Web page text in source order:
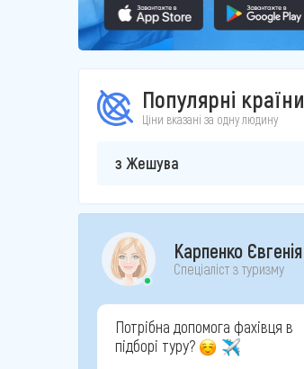
Популярні країни
Ціни вказані за одну людину
з Жешува
Карпенко Євгенія
Спеціаліст з туризму
Потрібна допомога фахівця в
підборі туру?